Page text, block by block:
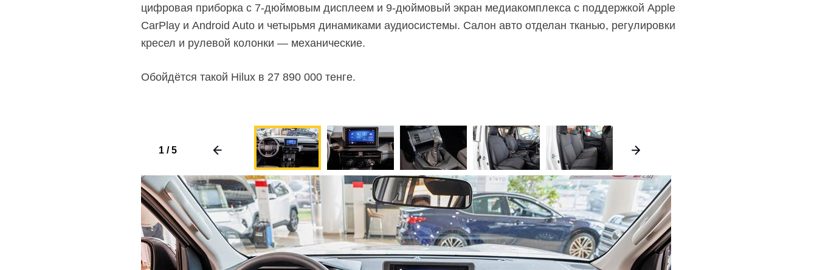
цифровая приборка с 7-дюймовымдисплеем и 9-дюймовый экран медиакомплекса с поддержкой Apple
CarPlay и Android Auto и четырьмя динамиками аудиосистемы. Салон авто отделан тканью, регулировки
кресел и рулевой колонки — механические.
Обойдётся такой Hilux в 27 890 000 тенге.
1/5